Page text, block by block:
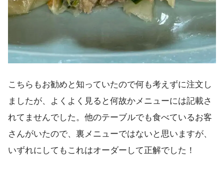
こちらもお勧めと知っていたので何も考えずに注文し
ましたが、よくよく見ると何故かメニューには記載さ
れてませんでした。他のテーブルでも食べているお客
さんがいたので、裏メニューではないと思いますが、
いずれにしてもこれはオーダーして正解でした！